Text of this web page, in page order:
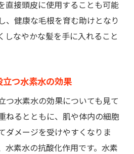
直接頭皮に使用することも可能
、健康な毛根を育む助けとなり
しなやかな髪を手に入れること
立つ水素水の効果
つ水素水の効果についても見て
ねるとともに、肌や体内の細胞
ダメージを受けやすくなりま
水素水の抗酸化作用です。水素